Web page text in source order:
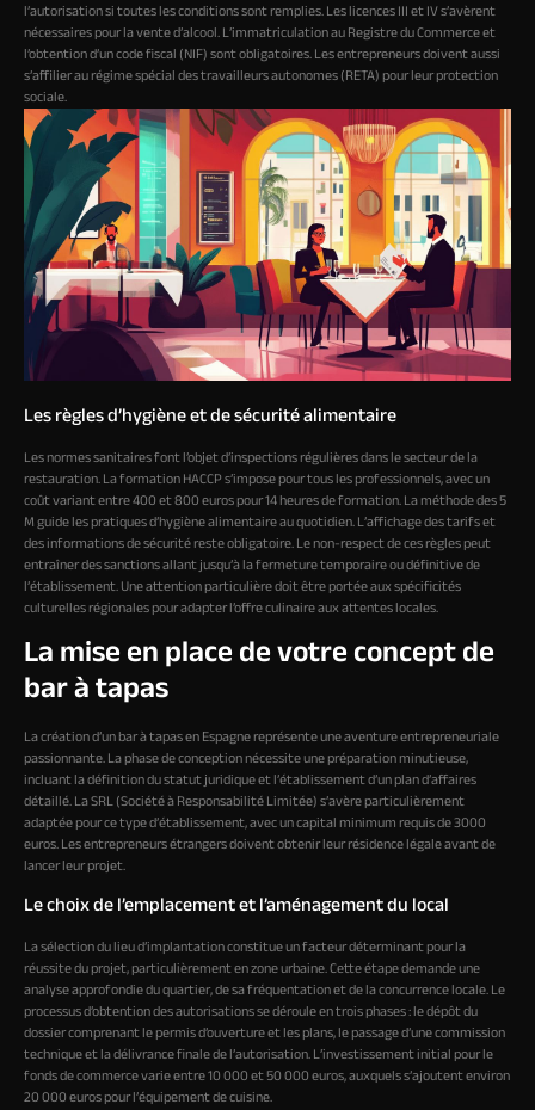
l’autorisation si toutes les conditions sont remplies. Les licences III et IV s’avèrent
nécessaires pour la vente d’alcool. L’immatriculation au Registre du Commerce et
l’obtention d’un code fiscal (NIF) sont obligatoires. Les entrepreneurs doivent aussi
s’affilier au régime spécial des travailleurs autonomes (RETA) pour leur protection
sociale.
Les règles d’hygiène et de sécurité alimentaire
Les normes sanitaires font l’objet d’inspections régulières dans le secteur de la
restauration. La formation HACCP s’impose pour tous les professionnels, avec un
coût variant entre 400 et 800 euros pour 14 heures de formation. La méthode des 5
M guide les pratiques d’hygiène alimentaire au quotidien. L’affichage des tarifs et
des informations de sécurité reste obligatoire. Le non-respect de ces règles peut
entraîner des sanctions allant jusqu’à la fermeture temporaire ou définitive de
l’établissement. Une attention particulière doit être portée aux spécificités
culturelles régionales pour adapter l’offre culinaire aux attentes locales.
La mise en place de votre concept de
bar à tapas
La création d’un bar à tapas en Espagne représente une aventure entrepreneuriale
passionnante. La phase de conception nécessite une préparation minutieuse,
incluant la définition du statut juridique et l’établissement d’un plan d’affaires
détaillé. La SRL (Société à Responsabilité Limitée) s’avère particulièrement
adaptée pour ce type d’établissement, avec un capital minimum requis de 3000
euros. Les entrepreneurs étrangers doivent obtenir leur résidence légale avant de
lancer leur projet.
Le choix de l’emplacement et l’aménagement du local
La sélection du lieu d’implantation constitue un facteur déterminant pour la
réussite du projet, particulièrement en zone urbaine. Cette étape demande une
analyse approfondie du quartier, de sa fréquentation et de la concurrence locale. Le
processus d’obtention des autorisations se déroule en trois phases : le dépôt du
dossier comprenant le permis d’ouverture et les plans, le passage d’une commission
technique et la délivrance finale de l’autorisation. L’investissement initial pour le
fonds de commerce varie entre 10 000 et 50 000 euros, auxquels s’ajoutent environ
20 000 euros pour l’équipement de cuisine.